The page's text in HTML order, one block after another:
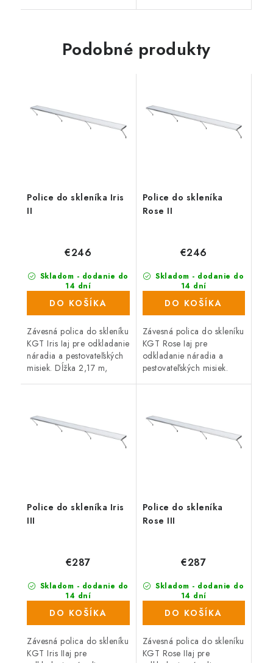
má široké...
životnosť komôrkového...
Podobné produkty
Police do skleníka Iris
II
Skladom - dodanie do
14 dní
€246
DO KOŠÍKA
Závesná polica do skleníku
KGT Iris Iaj pre odkladanie
náradia a pestovateľských
misiek. Dĺžka 2,17 m,
Police do skleníka
Rose II
Skladom - dodanie do
14 dní
€246
DO KOŠÍKA
Závesná polica do skleníku
KGT Rose Iaj pre
odkladanie náradia a
pestovateľských misiek.
KGT Rose.
Police do skleníka Iris
III
Skladom - dodanie do
14 dní
€287
DO KOŠÍKA
Závesná polica do skleníku
KGT Iris IIaj pre
Police do skleníka
Rose III
Skladom - dodanie do
14 dní
€287
DO KOŠÍKA
Závesná polica do skleníku
KGT Rose IIaj pre